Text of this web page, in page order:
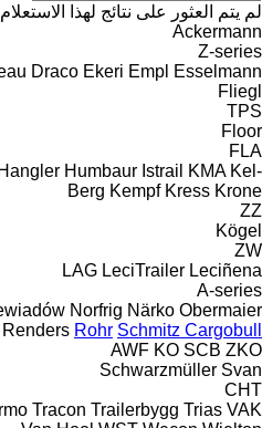
لم يتم العثور على نتائج لهذا الاستعلام
Ackermann
Z-series
Draco Ekeri Empl Esselmann
Fliegl
TPS
Floor
FLA
Hangler Humbaur Istrail KMA Kel-
Berg Kempf Kress Krone
ZZ
Kögel
ZW
LAG LeciTrailer Leciñena
A-series
Norfrig Närko Obermaier
Renders Rohr Schmitz Cargobull
AWF KO SCB ZKO
Schwarzmüller Svan
CHT
Tracon Trailerbygg Trias VAK